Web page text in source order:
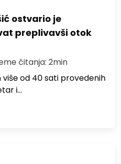
ostvario je
preplivavši otok
čitanja: 2min
više od 40 sati provedenih
i…